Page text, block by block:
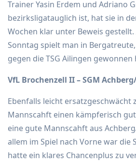
Trainer Yasin Erdem und Adriano
bezirksligatauglich ist, hat sie in
Wochen klar unter Beweis
Sonntag spielt man in
gegen die TSG Ailingen gewonnen
VfL Brochenzell II – SGM
Ebenfalls leicht ersatzgeschwächt
Mannscahft einen kämpferisch
eine gute Mannscahft aus
allem im Spiel nach Vorne war die
hatte ein klares Chancenplus zu